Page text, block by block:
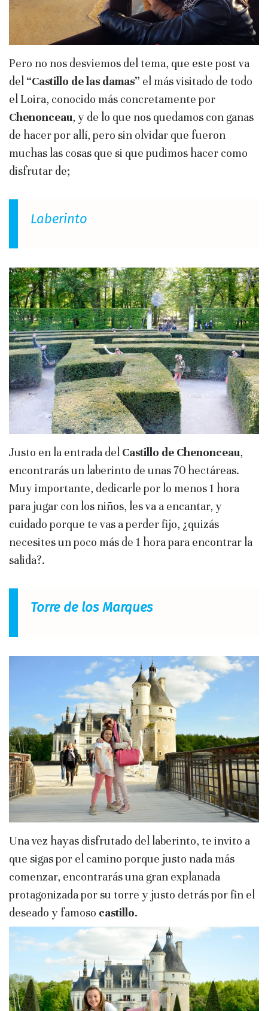
Pero no nos desviemos del tema, que este post va
del “Castillo de las damas” el más visitado de todo
el Loira, conocido más concretamente por
Chenonceau, y de lo que nos quedamos con ganas
de hacer por allí, pero sin olvidar que fueron
muchas las cosas que si que pudimos hacer como
disfrutar de;
Laberinto
Justo en la entrada del Castillo de Chenonceau,
encontrarás un laberinto de unas 70 hectáreas.
Muy importante, dedicarle por lo menos 1 hora
para jugar con los niños, les va a encantar, y
cuidado porque te vas a perder fijo, ¿quizás
necesites un poco más de 1 hora para encontrar la
salida?.
Torre de los Marques
Una vez hayas disfrutado del laberinto, te invito a
que sigas por el camino porque justo nada más
comenzar, encontrarás una gran explanada
protagonizada por su torre y justo detrás por fin el
deseado y famoso castillo.